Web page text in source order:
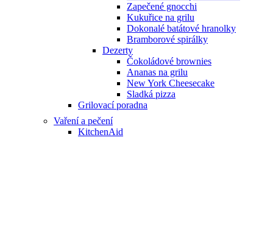
Zapečené gnocchi
Kukuřice na grilu
Dokonalé batátové hranolky
Bramborové spirálky
Dezerty
Čokoládové brownies
Ananas na grilu
New York Cheesecake
Sladká pizza
Grilovací poradna
Vaření a pečení
KitchenAid